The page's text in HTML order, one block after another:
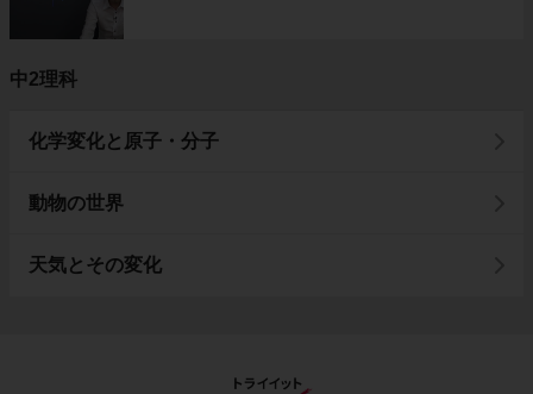
中2理科
化学変化と原子・分子
動物の世界
天気とその変化